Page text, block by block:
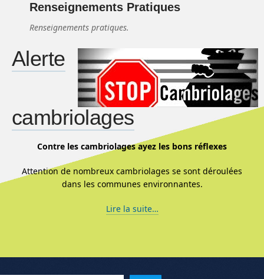
Renseignements Pratiques
Renseignements pratiques.
Alerte
cambriolages
Contre les cambriolages ayez les bons réflexes
Attention de nombreux cambriolages se sont déroulées
dans les communes environnantes.
Lire la suite…